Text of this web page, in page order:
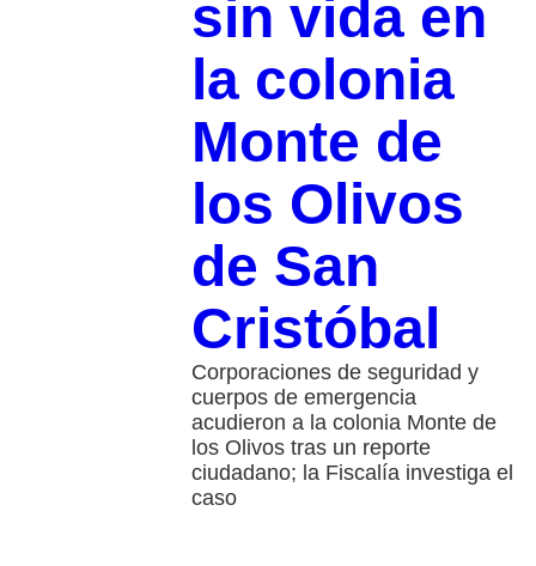
sin vida en
la colonia
Monte de
los Olivos
de San
Cristóbal
Corporaciones de seguridad y
cuerpos de emergencia
acudieron a la colonia Monte de
los Olivos tras un reporte
ciudadano; la Fiscalía investiga el
caso